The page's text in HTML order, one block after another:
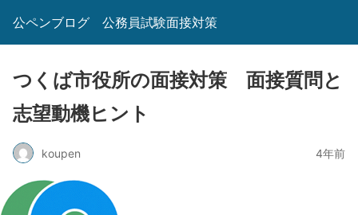
公ペンブログ 公務員試験面接対策
つくば市役所の面接対策 面接質問と
志望動機ヒント
koupen 4年前